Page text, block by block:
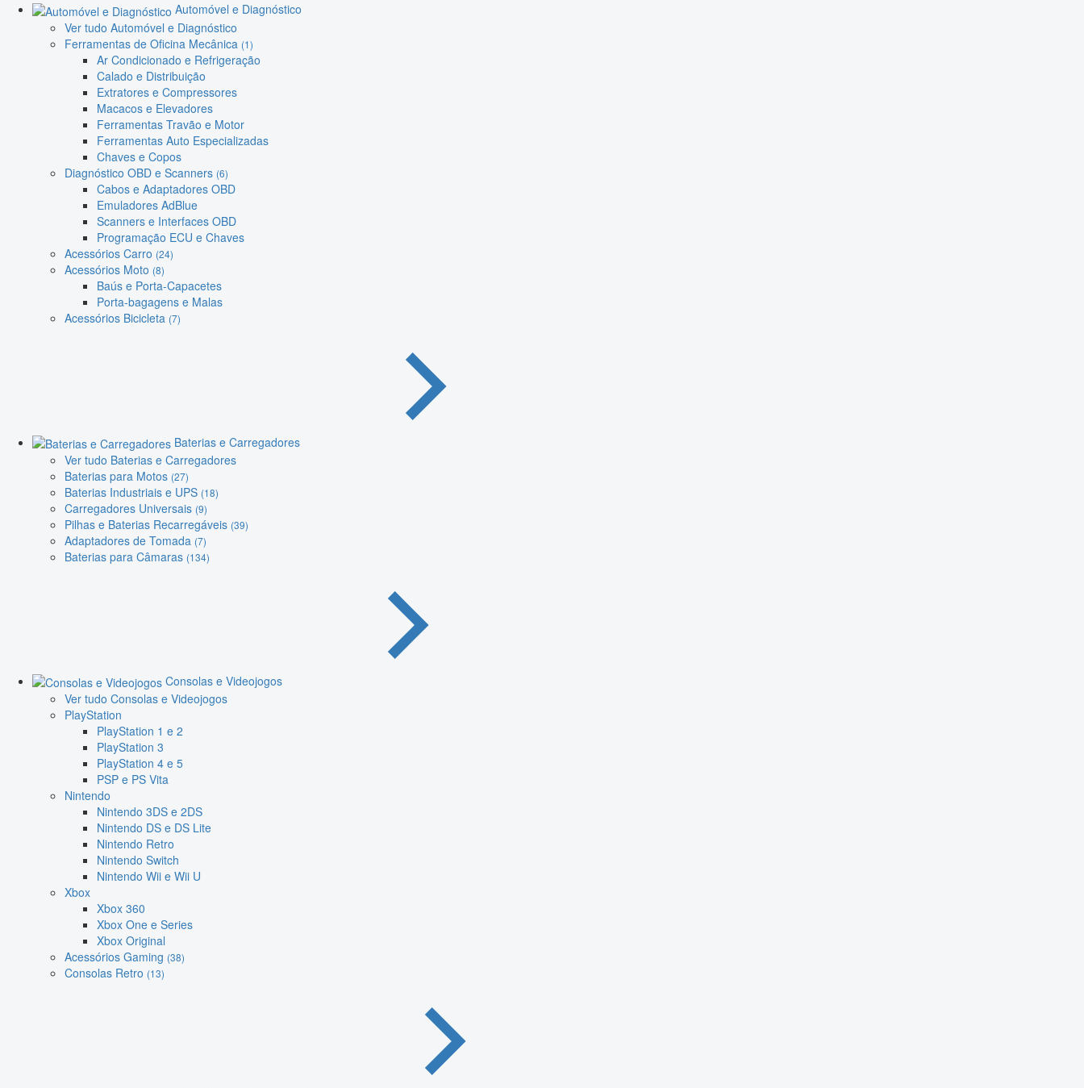
Automóvel e Diagnóstico
Ver tudo Automóvel e Diagnóstico
Ferramentas de Oficina Mecânica (1)
Ar Condicionado e Refrigeração
Calado e Distribuição
Extratores e Compressores
Macacos e Elevadores
Ferramentas Travão e Motor
Ferramentas Auto Especializadas
Chaves e Copos
Diagnóstico OBD e Scanners (6)
Cabos e Adaptadores OBD
Emuladores AdBlue
Scanners e Interfaces OBD
Programação ECU e Chaves
Acessórios Carro (24)
Acessórios Moto (8)
Baús e Porta-Capacetes
Porta-bagagens e Malas
Acessórios Bicicleta (7)
Baterias e Carregadores
Ver tudo Baterias e Carregadores
Baterias para Motos (27)
Baterias Industriais e UPS (18)
Carregadores Universais (9)
Pilhas e Baterias Recarregáveis (39)
Adaptadores de Tomada (7)
Baterias para Câmaras (134)
Consolas e Videojogos
Ver tudo Consolas e Videojogos
PlayStation
PlayStation 1 e 2
PlayStation 3
PlayStation 4 e 5
PSP e PS Vita
Nintendo
Nintendo 3DS e 2DS
Nintendo DS e DS Lite
Nintendo Retro
Nintendo Switch
Nintendo Wii e Wii U
Xbox
Xbox 360
Xbox One e Series
Xbox Original
Acessórios Gaming (38)
Consolas Retro (13)